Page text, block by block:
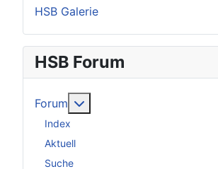
HSB Galerie
HSB Forum
Forum
Index
Aktuell
Suche